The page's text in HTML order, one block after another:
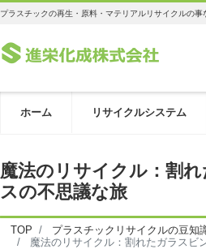
プラスチックの再生・原料・マテリアルリサイクルの
ホーム リサイクルシステム
魔法のリサイクル：割
スの不思議な旅
TOP
プラスチックリサイクルの豆知
魔法のリサイクル：割れたガラスビ